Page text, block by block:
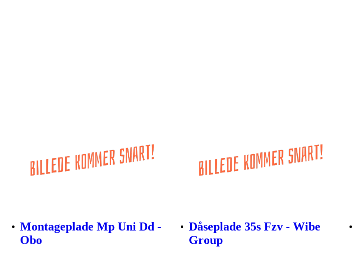
Montageplade Mp Uni Dd -
Obo
Dåseplade 35s Fzv - Wibe
Group